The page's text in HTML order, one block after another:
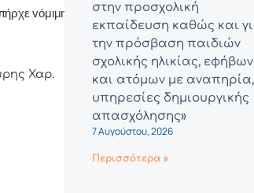
vόμιμη απαρτία.
Χαρ.
στην προσχολική
εκπαίδευση καθώς και
την πρόσβαση παιδιών
σχολικής ηλικίας, εφήβων
και ατόμων με
υπηρεσίες δημιουργικής
απασχόλησης»
7 Αυγούστου, 2026
Περισσότερα »